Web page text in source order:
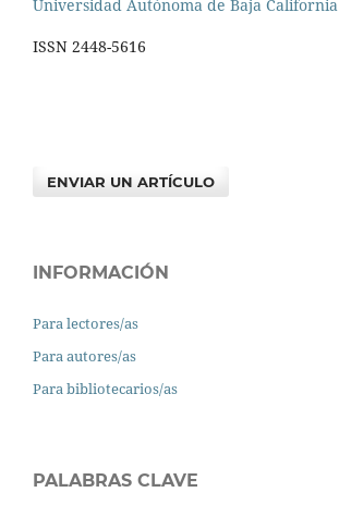
Universidad Autónoma de Baja California
ISSN 2448-5616
ENVIAR UN ARTÍCULO
INFORMACIÓN
Para lectores/as
Para autores/as
Para bibliotecarios/as
PALABRAS CLAVE